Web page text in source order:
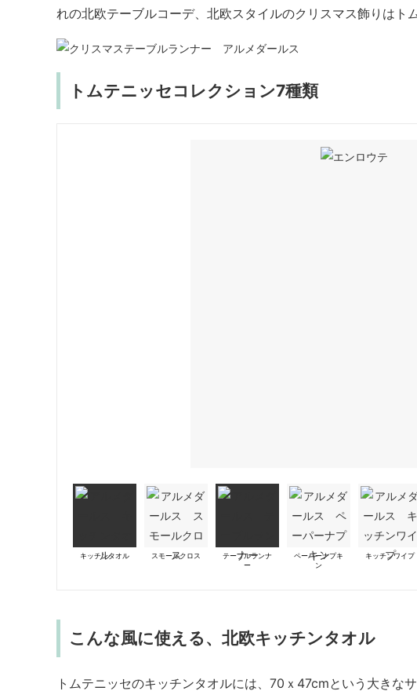
れの北欧テーブルコーデ、北欧スタイルのクリスマス飾りはト
トムテニッセコレクション7種類
キッチンタオル スモールクロス
テーブルランナ
ー
ペーパーナプキ
ン
キッチンワイプ
こんな風に使える、北欧キッチンタオル
トムテニッセのキッチンタオルには、70ｘ47cmという大きな